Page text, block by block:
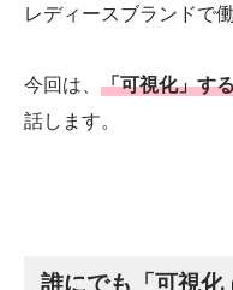
レディースブランドで
今回は、 「可視化」す
話します。
誰にでも「可視化